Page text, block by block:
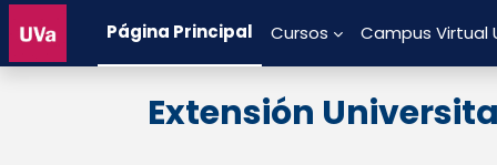
Salta al contenido principal
Página Principal
Cursos Campus Virtual
Extensión